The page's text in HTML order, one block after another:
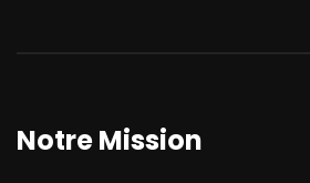
Notre Mission